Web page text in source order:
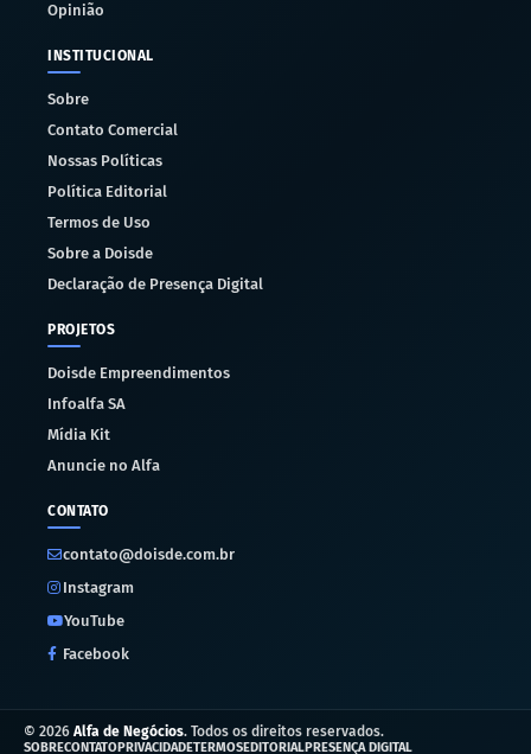
Opinião
INSTITUCIONAL
Sobre
Contato Comercial
Nossas Políticas
Política Editorial
Termos de Uso
Sobre a Doisde
Declaração de Presença Digital
PROJETOS
Doisde Empreendimentos
Infoalfa SA
Mídia Kit
Anuncie no Alfa
CONTATO
contato@doisde.com.br
Instagram
YouTube
Facebook
© 2026 Alfa de Negócios. Todos os direitos reservados.
SOBRECONTATOPRIVACIDADETERMOSEDITORIALPRESENÇA DIGITAL